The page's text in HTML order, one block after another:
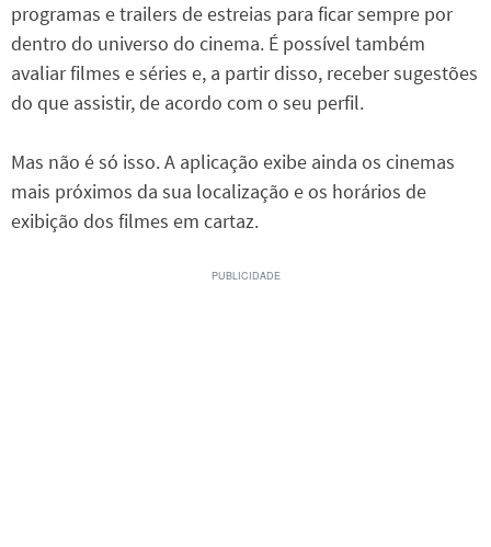
programas e trailers de estreias para ficar sempre por
dentro do universo do cinema. É possível também
avaliar filmes e séries e, a partir disso, receber sugestões
do que assistir, de acordo com o seu perfil.
Mas não é só isso. A aplicação exibe ainda os cinemas
mais próximos da sua localização e os horários de
exibição dos filmes em cartaz.